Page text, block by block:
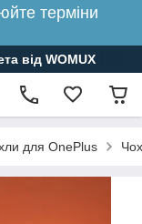
терміни
від WOMUX
для OnePlus